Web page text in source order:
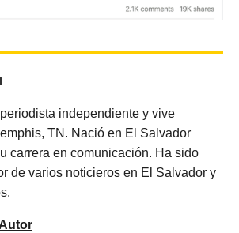
independiente y vive
TN. Nació en El Salvador
carrera en comunicación. Ha sido
de varios noticieros en El Salvador y